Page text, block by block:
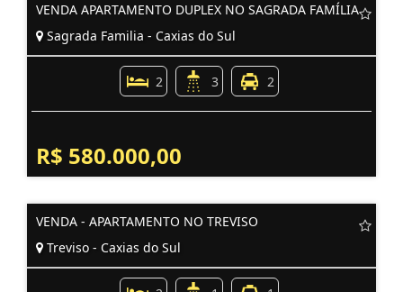
VENDA APARTAMENTO DUPLEX NO SAGRADA FAMÍLIA
Sagrada Familia - Caxias do Sul
2 3 2
R$ 580.000,00
VENDA - APARTAMENTO NO TREVISO
Treviso - Caxias do Sul